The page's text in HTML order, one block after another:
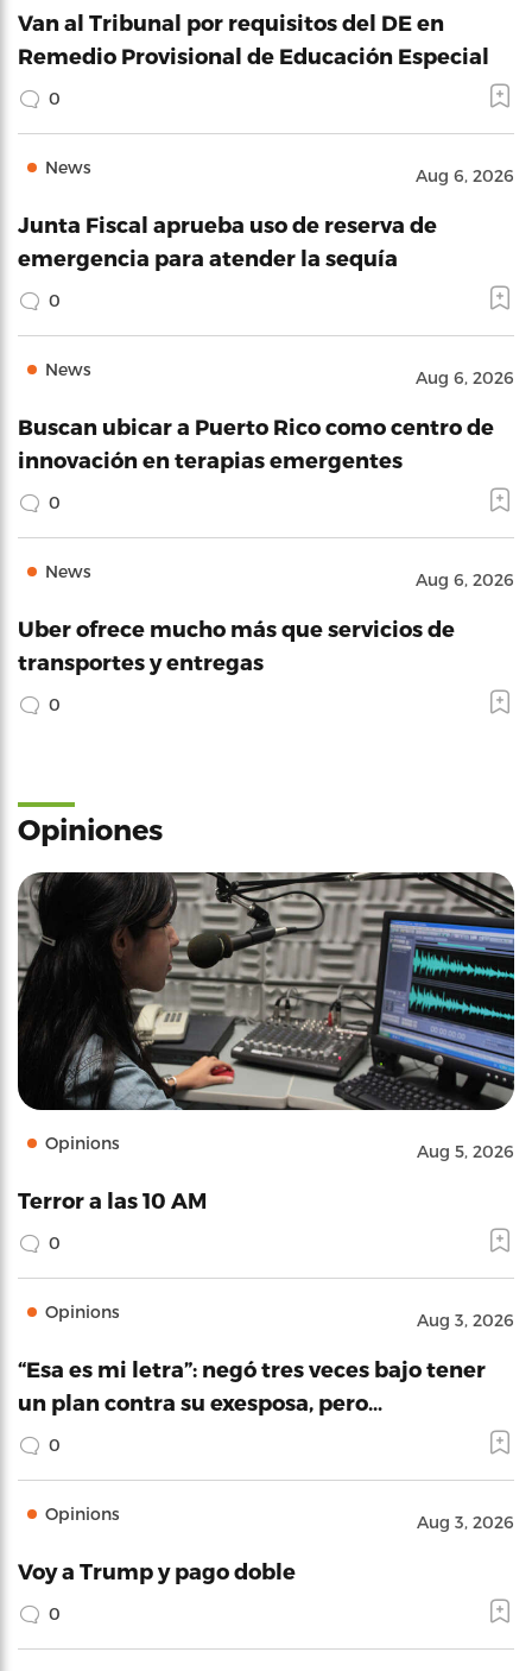
Van al Tribunal por requisitos del DE en
Remedio Provisional de Educación Especial
0
News Aug 6, 2026
Junta Fiscal aprueba uso de reserva de
emergencia para atender la sequía
0
News Aug 6, 2026
Buscan ubicar a Puerto Rico como centro de
innovación en terapias emergentes
0
News Aug 6, 2026
Uber ofrece mucho más que servicios de
transportes y entregas
0
Opiniones
Opinions Aug 5, 2026
Terror a las 10 AM
0
Opinions Aug 3, 2026
“Esa es mi letra”: negó tres veces bajo tener
un plan contra su exesposa, pero…
0
Opinions Aug 3, 2026
Voy a Trump y pago doble
0